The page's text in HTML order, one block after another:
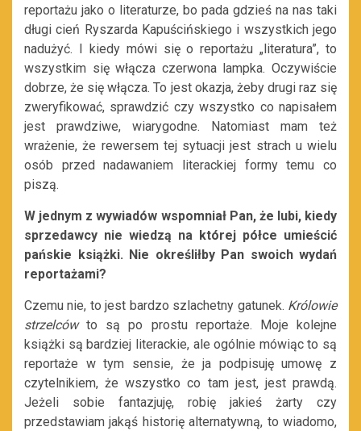
reportażu jako o literaturze, bo pada gdzieś na nas taki
długi cień Ryszarda Kapuścińskiego i wszystkich jego
nadużyć. I kiedy mówi się o reportażu „literatura”, to
wszystkim się włącza czerwona lampka. Oczywiście
dobrze, że się włącza. To jest okazja, żeby drugi raz się
zweryfikować, sprawdzić czy wszystko co napisałem
jest prawdziwe, wiarygodne. Natomiast mam też
wrażenie, że rewersem tej sytuacji jest strach u wielu
osób przed nadawaniem literackiej formy temu co
piszą.
W jednym z wywiadów wspomniał Pan, że lubi, kiedy
sprzedawcy nie wiedzą na której półce umieścić
pańskie książki. Nie określiłby Pan swoich wydań
reportażami?
Czemu nie, to jest bardzo szlachetny gatunek. Królowie
strzelcówto są po prostu reportaże. Moje kolejne
książki są bardziej literackie, ale ogólnie mówiąc to są
reportaże w tym sensie, że ja podpisuję umowę z
czytelnikiem, że wszystko co tam jest, jest prawdą.
Jeżeli sobie fantazjuję, robię jakieś żarty czy
przedstawiam jakąś historię alternatywną, to wiadomo,